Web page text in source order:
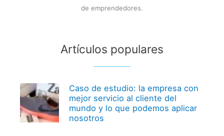
de emprendedores.
Artículos populares
Caso de estudio: la empresa con
mejor servicio al cliente del
mundo y lo que podemos aplicar
nosotros